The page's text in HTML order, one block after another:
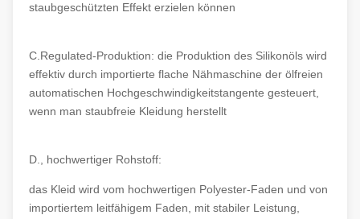
staubgeschützten Effekt erzielen können
C.Regulated-Produktion: die Produktion des Silikonöls wird
effektiv durch importierte flache Nähmaschine der ölfreien
automatischen Hochgeschwindigkeitstangente gesteuert,
wenn man staubfreie Kleidung herstellt
D., hochwertiger Rohstoff:
das Kleid wird vom hochwertigen Polyester-Faden und von
importiertem leitfähigem Faden, mit stabiler Leistung,